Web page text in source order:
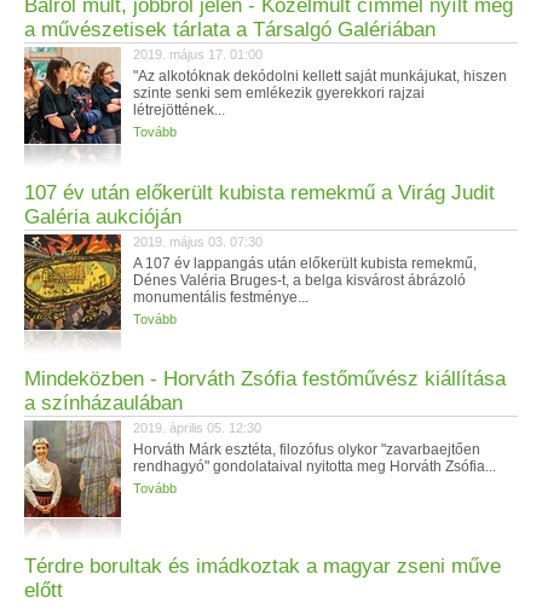
Balról múlt, jobbról jelen - Közelmúlt címmel nyílt meg
a művészetisek tárlata a Társalgó Galériában
2019. május 17. 01:00
"Az alkotóknak dekódolni kellett saját munkájukat, hiszen
szinte senki sem emlékezik gyerekkori rajzai
létrejöttének...
Tovább
107 év után előkerült kubista remekmű a Virág Judit
Galéria aukcióján
2019. május 03. 07:30
A 107 év lappangás után előkerült kubista remekmű,
Dénes Valéria Bruges-t, a belga kisvárost ábrázoló
monumentális festménye...
Tovább
Mindeközben - Horváth Zsófia festőművész kiállítása
a színházaulában
2019. április 05. 12:30
Horváth Márk esztéta, filozófus olykor "zavarbaejtően
rendhagyó" gondolataival nyitotta meg Horváth Zsófia...
Tovább
Térdre borultak és imádkoztak a magyar zseni műve
előtt